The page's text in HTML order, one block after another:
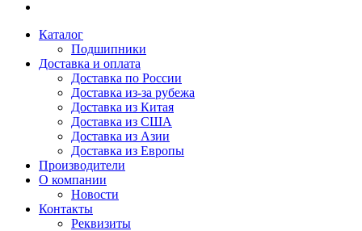
Каталог
Подшипники
Доставка и оплата
Доставка по России
Доставка из-за рубежа
Доставка из Китая
Доставка из США
Доставка из Азии
Доставка из Европы
Производители
О компании
Новости
Контакты
Реквизиты